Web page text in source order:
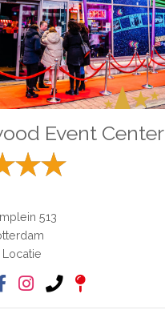
Event Center
513